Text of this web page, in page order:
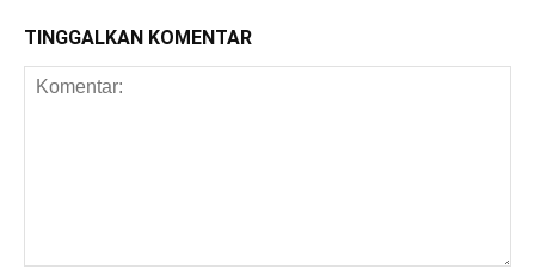
TINGGALKAN KOMENTAR